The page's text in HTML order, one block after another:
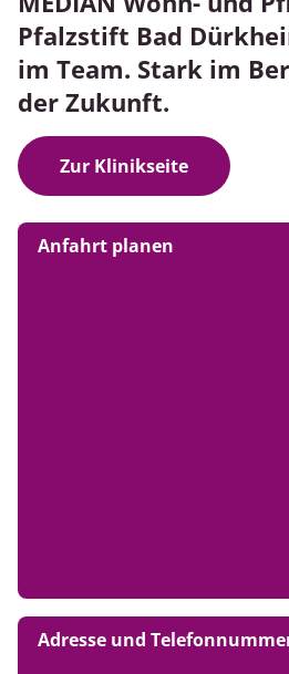
Pfalzstift Bad
im Team. Stark im
der Zukunft.
Zur Klinikseite
Anfahrt planen
Adresse und